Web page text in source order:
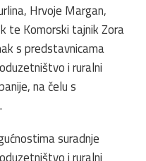
Hrvoje Margan,
te Komorski tajnik Zora
s predstavnicama
i ruralni
na čelu s
suradnje
i ruralni